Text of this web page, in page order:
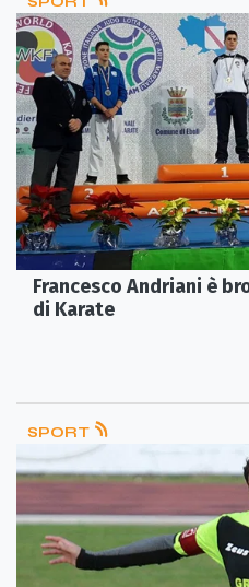
Francesco Andriani è
di Karate
SPORT